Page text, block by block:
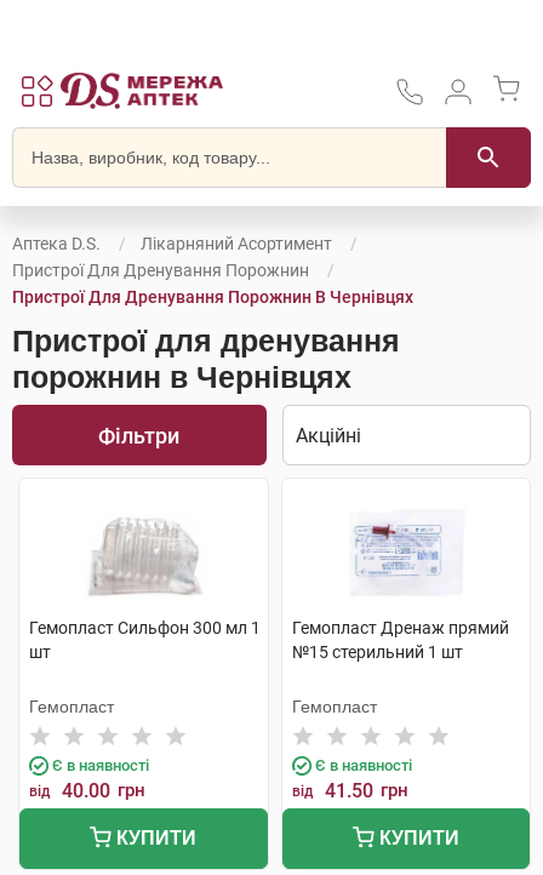
Аптека D.S.
Лікарняний Асортимент
Пристрої Для Дренування Порожнин
Пристрої Для Дренування Порожнин В Чернівцях
Пристрої для дренування
порожнин в Чернівцях
Фільтри
Гемопласт Сильфон 300 мл 1
шт
Гемопласт
Є в наявності
від 40.00 грн
КУПИТИ
Гемопласт Дренаж прямий
№15 стерильний 1 шт
Гемопласт
Є в наявності
від 41.50 грн
КУПИТИ